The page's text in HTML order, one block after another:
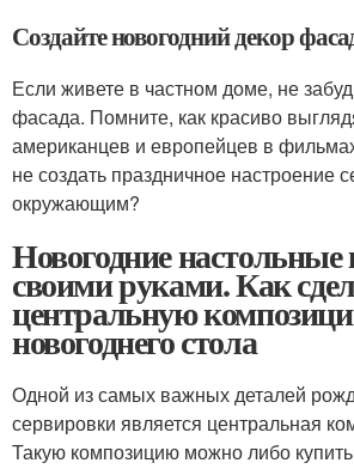
Создайте новогодний декор
Если живете в частном доме, не
фасада. Помните, как красиво
американцев и европейцев в
не создать праздничное настроение
окружающим?
Новогодние
своими руками. Как
центральную
новогоднего стола
Одной из самых важных деталей
сервировки является центральная
Такую композицию можно либо